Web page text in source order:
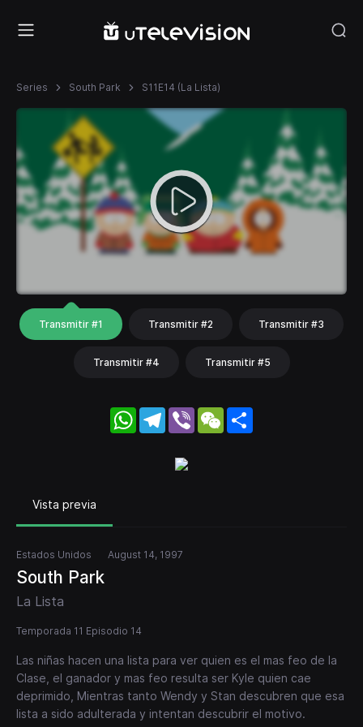
Series South Park S11E14 (La Lista)
Transmitir #1 Transmitir #2 Transmitir #3
Transmitir #4 Transmitir #5
WhatsApp
Telegram
Viber WeChat
Vista previa
Estados Unidos August 14, 1997
South Park
La Lista
Temporada 11 Episodio 14
Las niñas hacen una lista para ver quien es el mas feo de la
Clase, el ganador y mas feo resulta ser Kyle quien cae
deprimido, Mientras tanto Wendy y Stan descubren que esa
lista a sido adulterada y intentan descubrir el motivo.